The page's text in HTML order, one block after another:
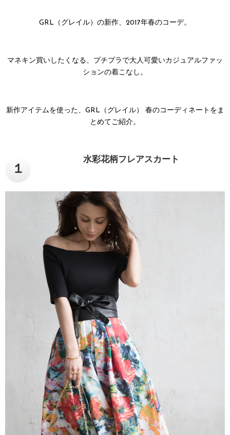
GRL（グレイル）の新作、2017年春のコーデ。
マネキン買いしたくなる、プチプラで大人可愛いカジュアルファッ
ションの着こなし。
新作アイテムを使った、GRL（グレイル） 春のコーディネートをま
とめてご紹介。
１
水彩花柄フレアスカート